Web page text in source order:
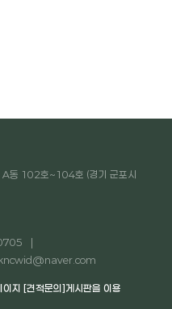
A동 102호~104호 (경기 군포시
kncwid@naver.com
[견적문의]게시판을 이용